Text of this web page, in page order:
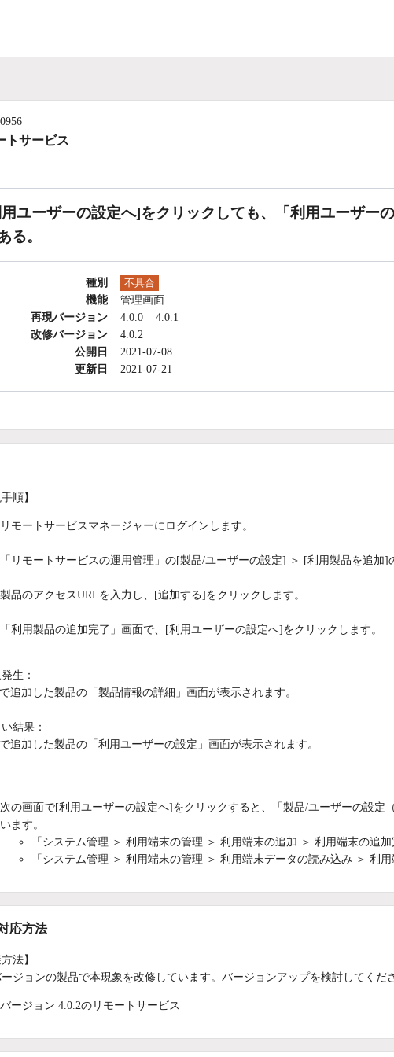
トサービス
ユーザーの設定へ]をクリックしても、「利用ユーザー
る。
種別 不具合
機能
管理画面
再現バージョン
4.0.0
4.0.1
改修バージョン
4.0.2
公開日
2021-07-08
更新日
2021-07-21
順】
リモートサービスマネージャーにログインします。
「リモートサービスの運用管理」の[製品/ユーザーの設定] ＞ [利用製品を追加]
製品のアクセスURLを入力し、[追加する]をクリックします。
「利用製品の追加完了」画面で、[利用ユーザーの設定へ]をクリックします。
生：
追加した製品の「製品情報の詳細」画面が表示されます。
結果：
追加した製品の「利用ユーザーの設定」画面が表示されます。
次の画面で[利用ユーザーの設定へ]をクリックすると、「製品/ユーザーの設定
います。
「システム管理 ＞ 利用端末の管理 ＞ 利用端末の追加 ＞ 利用端末の追
「システム管理 ＞ 利用端末の管理 ＞ 利用端末データの読み込み ＞ 利
応方法
法】
ジョンの製品で本現象を改修しています。バージョンアップを検討してくだ
バージョン 4.0.2のリモートサービス